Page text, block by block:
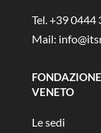
Tel. +39 0444
Mail:
VENETO
Le sedi